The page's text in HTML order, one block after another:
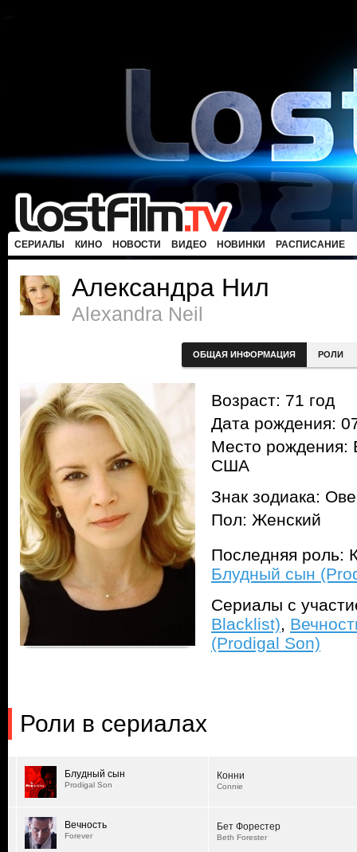
СЕРИАЛЫ КИНО НОВОСТИ ВИДЕО НОВИНКИ РАСПИСАНИЕ
Александра Нил
Alexandra Neil
ОБЩАЯ ИНФОРМАЦИЯ РОЛИ
Возраст: 71 год
Дата рождения:
Место рождения:
США
Знак зодиака:
Пол: Женский
Последняя роль:
Блудный сын
Сериалы с
Blacklist),
(Prodigal Son)
Роли в сериалах
Блудный сын
Prodigal Son
Конни
Connie
Вечность
Forever
Бет Форестер
Beth Forester